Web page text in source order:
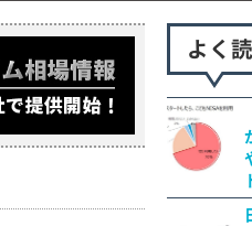
よく